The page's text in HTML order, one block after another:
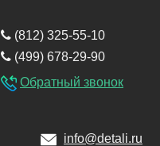
(812) 325-55-10
(499) 678-29-90
Обратный звонок
info@detali.ru